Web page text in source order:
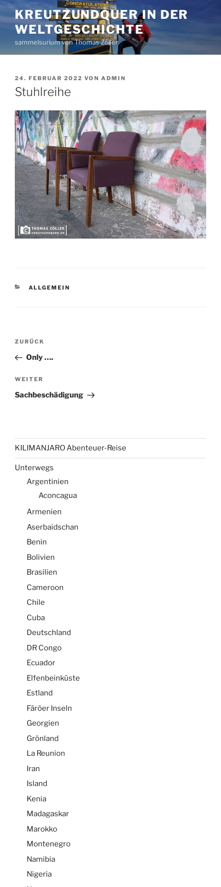
Zum
Inhalt
springen
KREUTZUNDQUER IN DER
WELTGESCHICHTE
sammelsurium von Thomas Zöller
VERÖFFENTLICHT
AM
24. FEBRUAR 2022 VON ADMIN
Stuhlreihe
KATEGORIEN
ALLGEMEIN
Beitragsnavigation
Vorheriger
Beitrag
ZURÜCK
Only ….
Nächster
Beitrag
WEITER
Sachbeschädigung
KILIMANJARO Abenteuer-Reise
Unterwegs
Argentinien
Aconcagua
Armenien
Aserbaidschan
Benin
Bolivien
Brasilien
Cameroon
Chile
Cuba
Deutschland
DR Congo
Ecuador
Elfenbeinküste
Estland
Färöer Inseln
Georgien
Grönland
La Reunion
Iran
Island
Kenia
Madagaskar
Marokko
Montenegro
Namibia
Nigeria